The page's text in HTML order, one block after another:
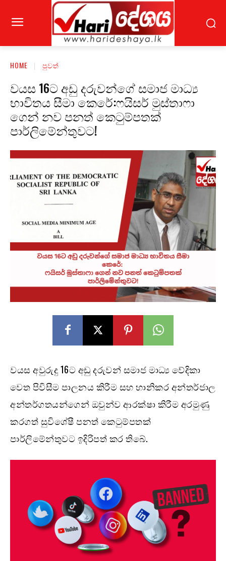
HOME පුවත්
වයස 16ට අඩු දරුවන්ගේ සමාජ මාධ්‍ය
භාවිතය සීමා කෙරේ:ෆයිසර් මුස්තාෆා
ගෙන් නව පනත් කෙටුම්පතක්
පාර්ලිමේන්තුවට!
වයස අවුරුදු 16ට අඩු දරුවන් සමාජ මාධ්‍ය වේදිකා
වෙත පිවිසීම පාලනය කිරීම සහ හානිකර අන්තර්ජාල
අන්තර්ගතයන්ගෙන් ඔවුන්ව ආරක්ෂා කිරීම අරමුණු
කරගත් සුවිශේෂී පනත් කෙටුම්පතක්
පාර්ලිමේන්තුවට ඉදිරිපත් කර තිබේ.